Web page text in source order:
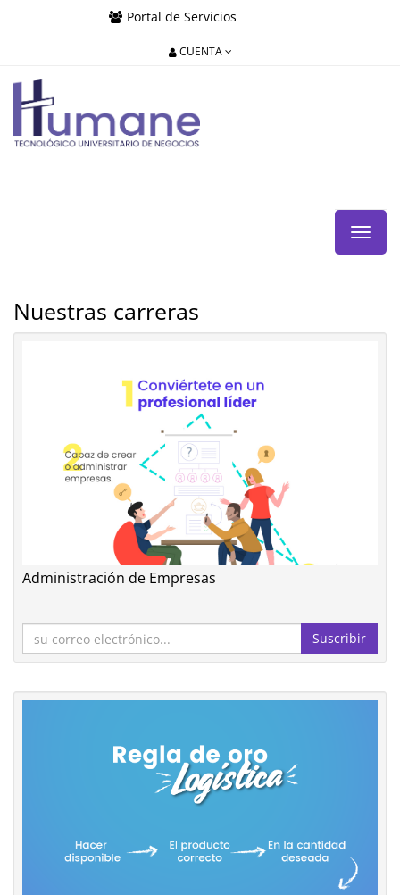
Portal de Servicios
CUENTA
Menú
de
Nuestras carreras
Administración de Empresas
Suscribir